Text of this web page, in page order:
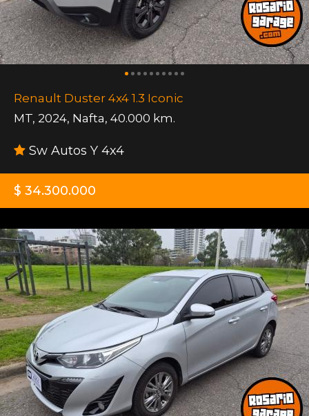
Renault Duster 4x4 1.3 Iconic
MT, 2024, Nafta, 40.000 km.
Sw Autos Y 4x4
$ 34.300.000